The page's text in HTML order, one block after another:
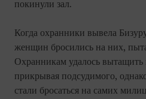
покинули зал.
Когда охранники вывела
женщин бросились на них,
Охранникам удалось вытащить
прикрывая подсудимого,
стали бросаться на самих